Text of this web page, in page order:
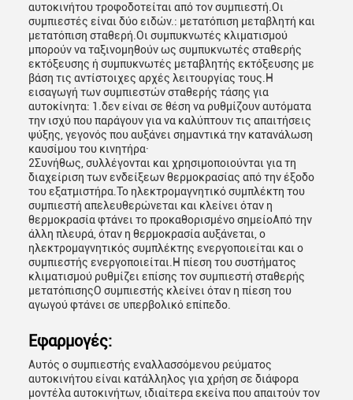
αυτοκινήτου τροφοδοτείται από τον συμπιεστή.Οι
συμπιεστές είναι δύο ειδών.: μετατόπιση μεταβλητή και
μετατόπιση σταθερή.Οι συμπυκνωτές κλιματισμού
μπορούν να ταξινομηθούν ως συμπυκνωτές σταθερής
εκτόξευσης ή συμπυκνωτές μεταβλητής εκτόξευσης με
βάση τις αντίστοιχες αρχές λειτουργίας τους.Η
εισαγωγή των συμπιεστών σταθερής τάσης για
αυτοκίνητα: 1.δεν είναι σε θέση να ρυθμίζουν αυτόματα
την ισχύ που παράγουν για να καλύπτουν τις απαιτήσεις
ψύξης, γεγονός που αυξάνει σημαντικά την κατανάλωση
καυσίμου του κινητήρα·
2Συνήθως, συλλέγονται και χρησιμοποιούνται για τη
διαχείριση των ενδείξεων θερμοκρασίας από την έξοδο
του εξατμιστήρα.Το ηλεκτρομαγνητικό συμπλέκτη του
συμπιεστή απελευθερώνεται και κλείνει όταν η
θερμοκρασία φτάνει το προκαθορισμένο σημείοΑπό την
άλλη πλευρά, όταν η θερμοκρασία αυξάνεται, ο
ηλεκτρομαγνητικός συμπλέκτης ενεργοποιείται και ο
συμπιεστής ενεργοποιείται.Η πίεση του συστήματος
κλιματισμού ρυθμίζει επίσης τον συμπιεστή σταθερής
μετατόπισηςΟ συμπιεστής κλείνει όταν η πίεση του
αγωγού φτάνει σε υπερβολικό επίπεδο.
Εφαρμογές:
Αυτός ο συμπιεστής εναλλασσόμενου ρεύματος
αυτοκινήτου είναι κατάλληλος για χρήση σε διάφορα
μοντέλα αυτοκινήτων, ιδιαίτερα εκείνα που απαιτούν τον